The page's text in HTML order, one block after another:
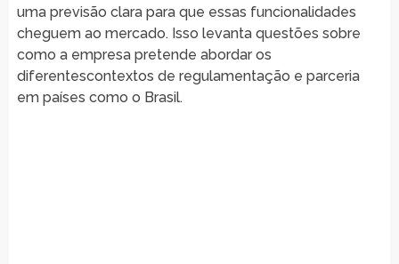
uma previsão clara para que essas funcionalidades
cheguem ao mercado. Isso levanta questões sobre
como a empresa pretende abordar os
diferentescontextos de regulamentação e parceria
em países como o Brasil.